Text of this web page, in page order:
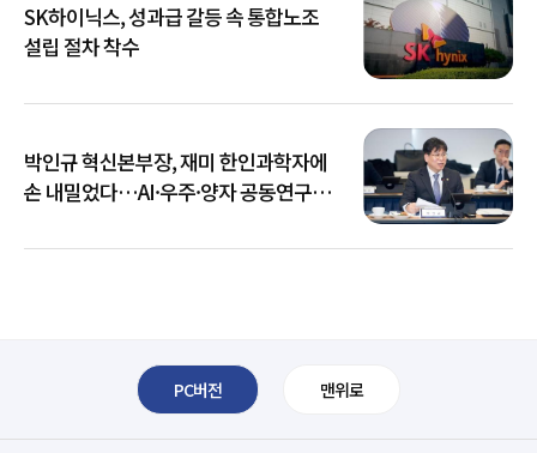
SK하이닉스, 성과급 갈등 속 통합노조
설립 절차 착수
박인규 혁신본부장, 재미 한인과학자에
손 내밀었다…AI·우주·양자 공동연구
PC버전 맨위로